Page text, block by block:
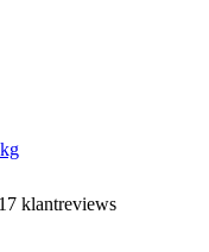
klantreviews